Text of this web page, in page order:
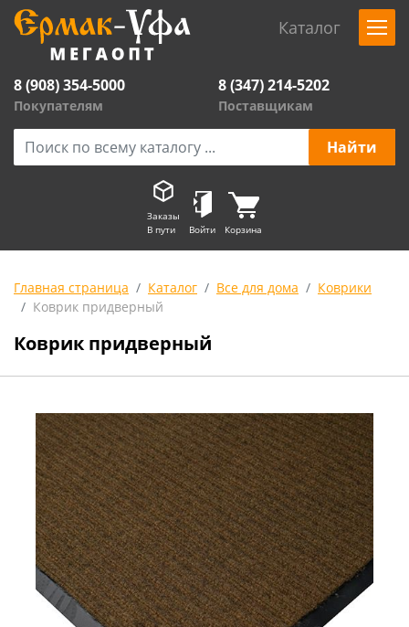
Каталог
8 (908) 354-5000
Покупателям
8 (347) 214-5202
Поставщикам
Заказы
В пути
Войти Корзина
Главная страница Каталог Все для дома
Коврики
Коврик придверный
Коврик придверный